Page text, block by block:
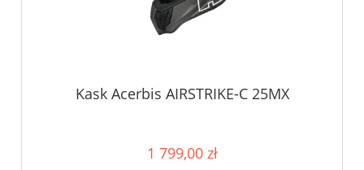
Kask Acerbis AIRSTRIKE-C 25MX
1 799,00 zł